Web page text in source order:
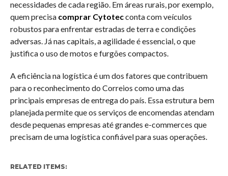
necessidades de cada região. Em áreas rurais, por exemplo,
quem precisa comprar Cytotecconta com veículos
robustos para enfrentar estradas de terra e condições
adversas. Já nas capitais, a agilidade é essencial, o que
justifica o uso de motos e furgões compactos.
A eficiência na logística é um dos fatores que contribuem
para o reconhecimento do Correios como uma das
principais empresas de entrega do país. Essa estrutura bem
planejada permite que os serviços de encomendas atendam
desde pequenas empresas até grandes e-commerces que
precisam de uma logística confiável para suas operações.
RELATED ITEMS: